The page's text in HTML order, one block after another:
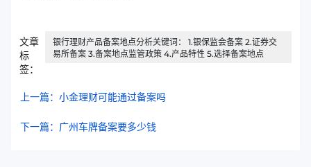
文章
标
签：
银行理财产品备案地点分析关键词： 1.银保监会备案 2.证券交
易所备案 3.备案地点监管政策 4.产品特性 5.选择备案地点
上一篇：小金理财可能通过备案吗
下一篇：广州车牌备案要多少钱